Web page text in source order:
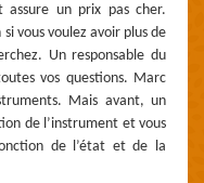
assure un prix pas cher.
vous voulez avoir plus de
Un responsable du
vos questions. Marc
Mais avant, un
de l’instrument et vous
de l’état et de la